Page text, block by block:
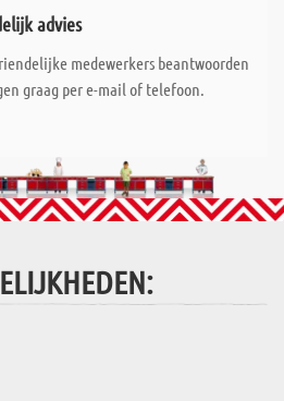
advies
medewerkers beantwoorden
graag per e-mail of telefoon.